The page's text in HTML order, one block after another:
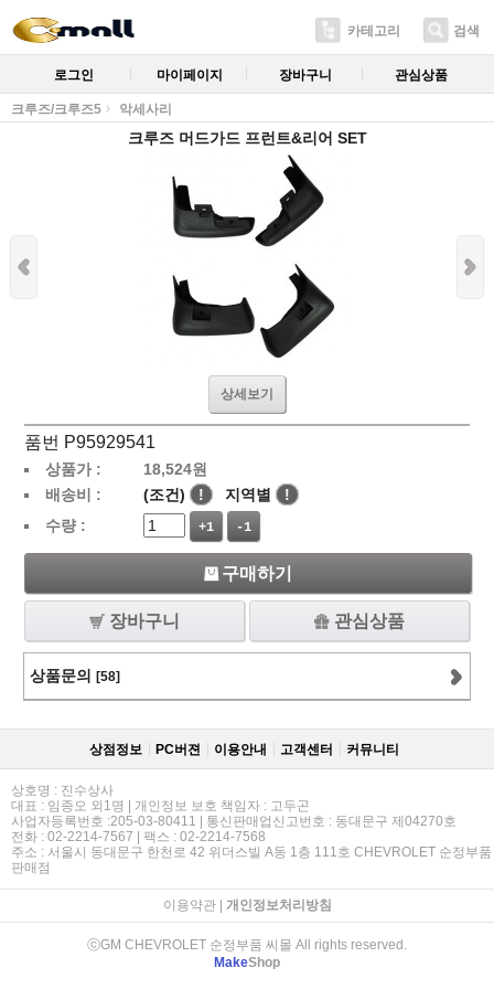
카테고리 검색
로그인 마이페이지 장바구니 관심상품
크루즈/크루즈5 악세사리
크루즈 머드가드 프런트&리어 SET
상세보기
품번 P95929541
상품가 : 18,524원
배송비 :
(조건) ! 지역별
!
수량 :
+1 -1
구매하기
장바구니 관심상품
상품문의 [58]
상점정보 PC버젼 이용안내 고객센터 커뮤니티
상호명 : 진수상사
대표 : 임종오 외1명 | 개인정보 보호 책임자 : 고두곤
사업자등록번호 :205-03-80411 | 통신판매업신고번호 : 동대문구 제04270호
전화 : 02-2214-7567 | 팩스 : 02-2214-7568
주소 : 서울시 동대문구 한천로 42 위더스빌 A동 1층 111호 CHEVROLET 순정부품
판매점
이용약관| 개인정보처리방침
ⓒGM CHEVROLET 순정부품 씨몰 All rights reserved.
MakeShop